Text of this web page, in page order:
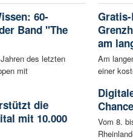
60-
Band "The
des letzten
mit
die
mit 10.000
am
Am
einer
Vom 8.